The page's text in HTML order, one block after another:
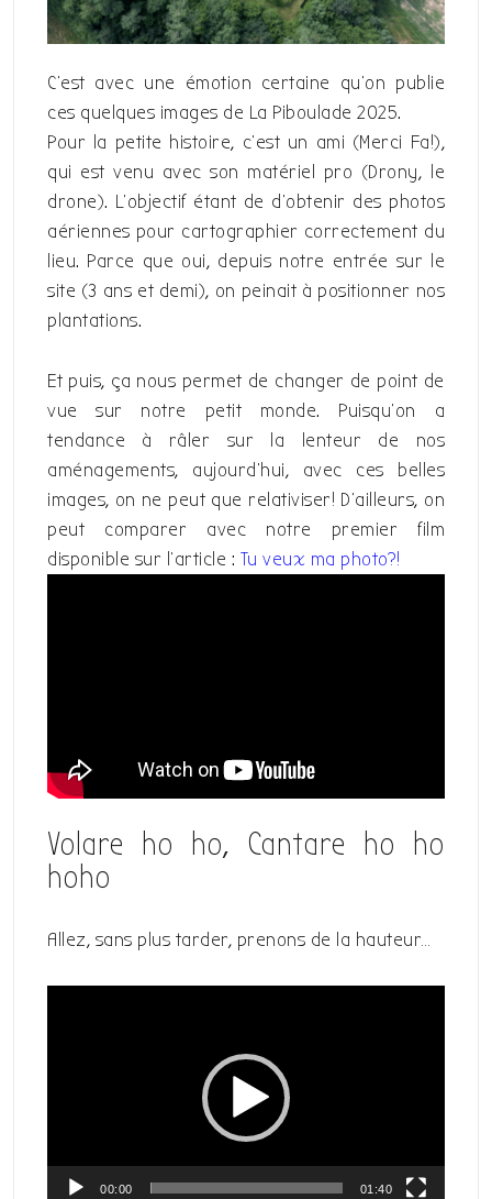
C’est avec une émotion certaine qu’on publie
ces quelques images de La Piboulade 2025.
Pour la petite histoire, c’est un ami (Merci Fa!),
qui est venu avec son matériel pro (Drony, le
drone). L’objectif étant de d’obtenir des photos
aériennes pour cartographier correctement du
lieu. Parce que oui, depuis notre entrée sur le
site (3 ans et demi), on peinait à positionner nos
plantations.
Et puis, ça nous permet de changer de point de
vue sur notre petit monde. Puisqu’on a
tendance à râler sur la lenteur de nos
aménagements, aujourd’hui, avec ces belles
images, on ne peut que relativiser! D’ailleurs, on
peut comparer avec notre premier film
disponible sur l’article : Tu veux ma photo?!
Volare ho ho, Cantare ho ho
hoho
Allez, sans plus tarder, prenons de la hauteur…
00:00 01:40